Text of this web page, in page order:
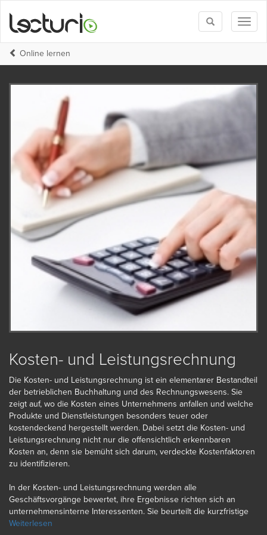
Toggle
search
Online lernen
Kosten- und Leistungsrechnung
Die Kosten- und Leistungsrechnung ist ein elementarer Bestandteil
der betrieblichen Buchhaltung und des Rechnungswesens. Sie
zeigt auf, wo die Kosten eines Unternehmens anfallen und welche
Produkte und Dienstleistungen besonders teuer oder
kostendeckend hergestellt werden. Dabei setzt die Kosten- und
Leistungsrechnung nicht nur die offensichtlich erkennbaren
Kosten an, denn sie bemüht sich darum, verdeckte Kostenfaktoren
zu identifizieren.
In der Kosten- und Leistungsrechnung werden alle
Geschäftsvorgänge bewertet, ihre Ergebnisse richten sich an
unternehmensinterne Interessenten. Sie beurteilt die kurzfristige
Planung eines Unternehmens unter Berücksichtigung der
Weiterlesen